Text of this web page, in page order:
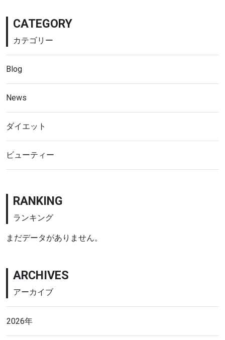
CATEGORY
カテゴリー
Blog
News
ダイエット
ビューティー
RANKING
ランキング
まだデータがありません。
ARCHIVES
アーカイブ
2026年